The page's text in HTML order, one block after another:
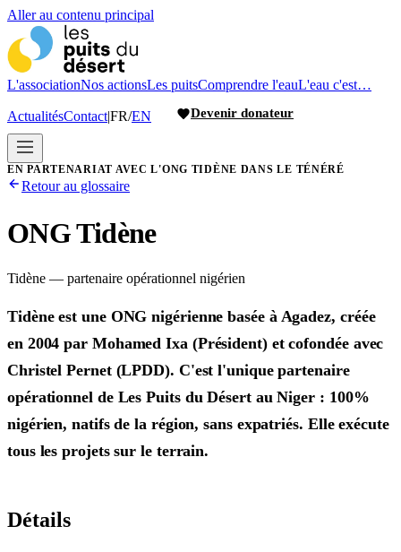
Aller au contenu principal
L'associationNos actionsLes puitsComprendre l'eauL'eau c'est…
ActualitésContact|FR/EN Devenir donateur
EN PARTENARIAT AVEC L'ONG TIDÈNE DANS LE TÉNÉRÉ
Retour au glossaire
ONG Tidène
Tidène — partenaire opérationnel nigérien
Tidène est une ONG nigérienne basée à Agadez, créée
en 2004 par Mohamed Ixa (Président) et cofondée avec
Christel Pernet (LPDD). C'est l'unique partenaire
opérationnel de Les Puits du Désert au Niger : 100%
nigérien, natifs de la région, sans expatriés. Elle exécute
tous les projets sur le terrain.
Détails